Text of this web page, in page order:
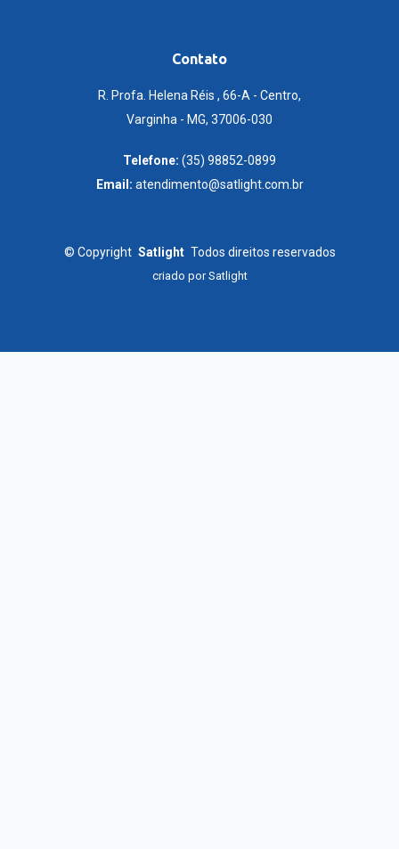
Contato
R. Profa. Helena Réis , 66-A - Centro,
Varginha - MG, 37006-030
Telefone: (35) 98852-0899
Email: atendimento@satlight.com.br
© Copyright Satlight Todos direitos reservados
criado porSatlight